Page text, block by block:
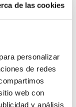
de las cookies
personalizar
de redes
web con
y análisis
y el Centro de
de Yale para
en España por
y situarlo
en el
artísticas